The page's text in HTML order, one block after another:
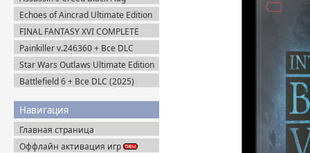
Resynced (2026) Uplay-Rip
Echoes of Aincrad Ultimate Edition
(2026) Steam-Rip
FINAL FANTASY XVI COMPLETE
EDITION v.1.03 (2024) Пиратка
Painkiller v.246360 + Все DLC
(2025) Portable
Star Wars Outlaws Ultimate Edition
(2024) Uplay-Rip
Battlefield 6 + Все DLC (2025)
Навигация
Главная страница
Оффлайн активация игр